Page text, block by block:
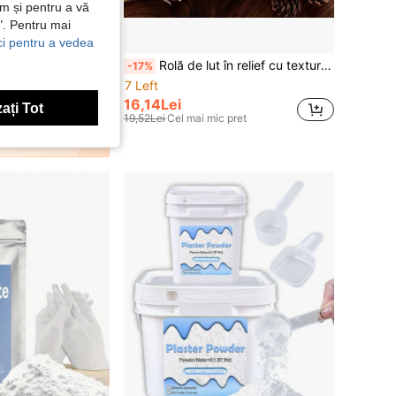
-17% Rolă de lut în relief cu textură de fructe în formă de pară, instrument de ștampilare a biscuiților cu sucitor, potrivită pentru sculptură, patiserie și meșteșuguri din lut
7 Left
16,14Lei
19,52LeiCel mai mic pret
și pentru a vă
Pentru mai
pentru a vedea
Tot